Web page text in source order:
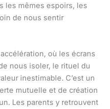
les mêmes espoirs, les
de nous sentir
où les écrans
nous isoler, le rituel du
inestimable. C’est un
mutuelle et de création
Les parents y retrouvent